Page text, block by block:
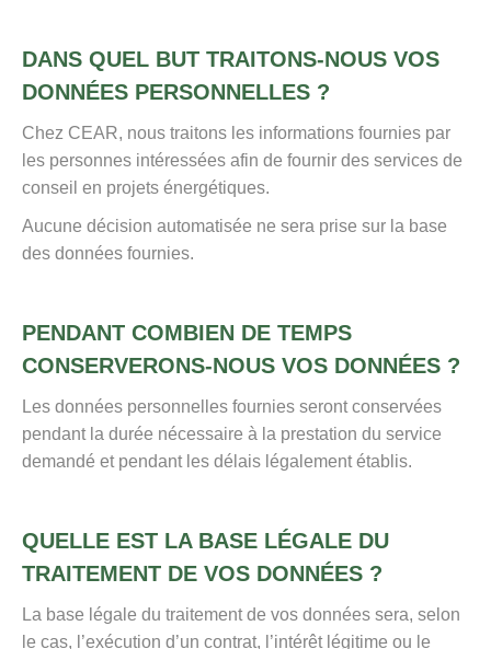
DANS QUEL BUT TRAITONS-NOUS VOS
DONNÉES PERSONNELLES ?
Chez CEAR, nous traitons les informations fournies par
les personnes intéressées afin de fournir des services de
conseil en projets énergétiques.
Aucune décision automatisée ne sera prise sur la base
des données fournies.
PENDANT COMBIEN DE TEMPS
CONSERVERONS-NOUS VOS DONNÉES ?
Les données personnelles fournies seront conservées
pendant la durée nécessaire à la prestation du service
demandé et pendant les délais légalement établis.
QUELLE EST LA BASE LÉGALE DU
TRAITEMENT DE VOS DONNÉES ?
La base légale du traitement de vos données sera, selon
le cas, l’exécution d’un contrat, l’intérêt légitime ou le